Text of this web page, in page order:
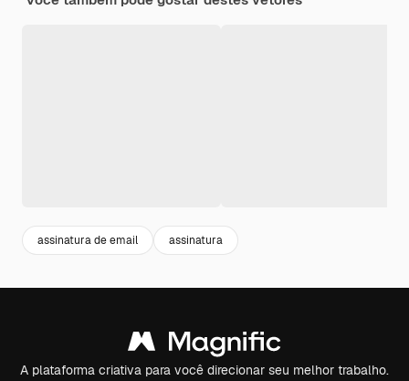
assinatura de email assinatura
A plataforma criativa para você direcionar seu melhor trabalho.